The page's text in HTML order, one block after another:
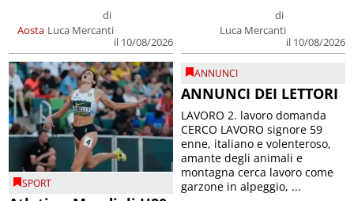
Aosta
di
Luca Mercanti
il 10/08/2026
di
Luca Mercanti
il 10/08/2026
SPORT
ANNUNCI
ANNUNCI DEI LETTORI
LAVORO 2. lavoro domanda
CERCO LAVORO signore 59
enne, italiano e volenteroso,
amante degli animali e
montagna cerca lavoro come
garzone in alpeggio, ...